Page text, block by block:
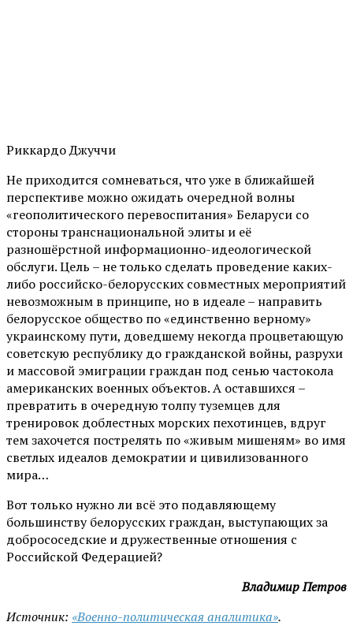
Риккардо Джуччи
Не приходится сомневаться, что уже в ближайшей
перспективе можно ожидать очередной волны
«геополитического перевоспитания» Беларуси со
стороны транснациональной элиты и её
разношёрстной информационно-идеологической
обслуги. Цель – не только сделать проведение каких-
либо российско-белорусских совместных мероприятий
невозможным в принципе, но в идеале – направить
белорусское общество по «единственно верному»
украинскому пути, доведшему некогда процветающую
советскую республику до гражданской войны, разрухи
и массовой эмиграции граждан под сенью частокола
американских военных объектов. А оставшихся –
превратить в очередную толпу туземцев для
тренировок доблестных морских пехотинцев, вдруг
тем захочется пострелять по «живым мишеням» во имя
светлых идеалов демократии и цивилизованного
мира…
Вот только нужно ли всё это подавляющему
большинству белорусских граждан, выступающих за
добрососедские и дружественные отношения с
Российской Федерацией?
Владимир Петров
Источник: «Военно-политическая аналитика».